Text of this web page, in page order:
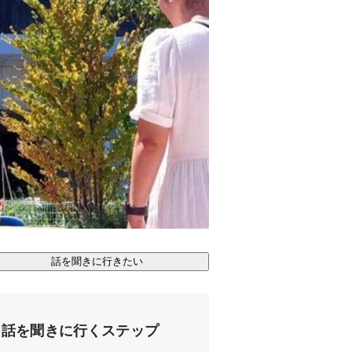
話を聞きに行きたい
話を聞きに行くステップ